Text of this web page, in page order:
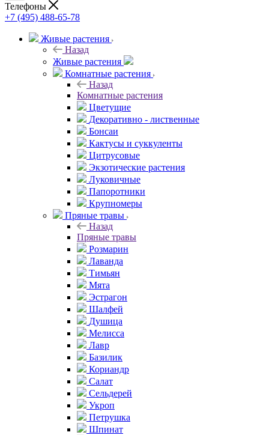
Телефоны
+7 (495) 488-65-78
Живые растения
Назад
Живые растения
Комнатные растения
Назад
Комнатные растения
Цветущие
Декоративно - лиственные
Бонсаи
Кактусы и суккуленты
Цитрусовые
Экзотические растения
Луковичные
Папоротники
Крупномеры
Пряные травы
Назад
Пряные травы
Розмарин
Лаванда
Тимьян
Мята
Эстрагон
Шалфей
Душица
Мелисса
Лавр
Базилик
Кориандр
Салат
Сельдерей
Укроп
Петрушка
Шпинат